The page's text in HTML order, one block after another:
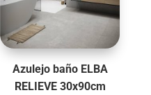
Azulejo baño ELBA
RELIEVE 30x90cm